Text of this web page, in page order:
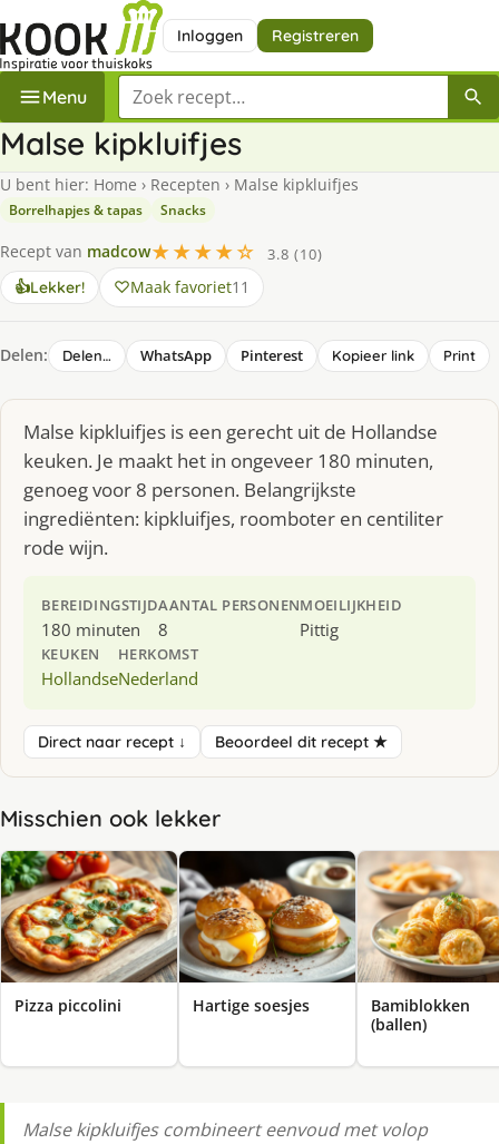
Inloggen Registreren
Menu Zoek een recept
Malse kipkluifjes
U bent hier: Home › Recepten › Malse kipkluifjes
Borrelhapjes & tapas Snacks
Recept van madcow★★★★☆
3.8 (10)
👍Lekker! Maak favoriet11
Delen: Delen… WhatsApp Pinterest Kopieer link Print
Malse kipkluifjes is een gerecht uit de Hollandse
keuken. Je maakt het in ongeveer 180 minuten,
genoeg voor 8 personen. Belangrijkste
ingrediënten: kipkluifjes, roomboter en centiliter
rode wijn.
BEREIDINGSTIJD
180 minuten
AANTAL PERSONEN
8
MOEILIJKHEID
Pittig
KEUKEN
Hollandse
HERKOMST
Nederland
Direct naar recept ↓ Beoordeel dit recept ★
Misschien ook lekker
Pizza piccolini Hartige soesjes
Bamiblokken
(ballen)
Malse kipkluifjes combineert eenvoud met volop